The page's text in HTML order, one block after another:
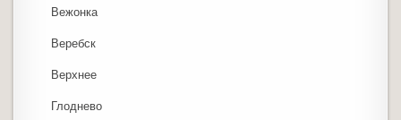
Вежонка
Веребск
Верхнее
Глоднево